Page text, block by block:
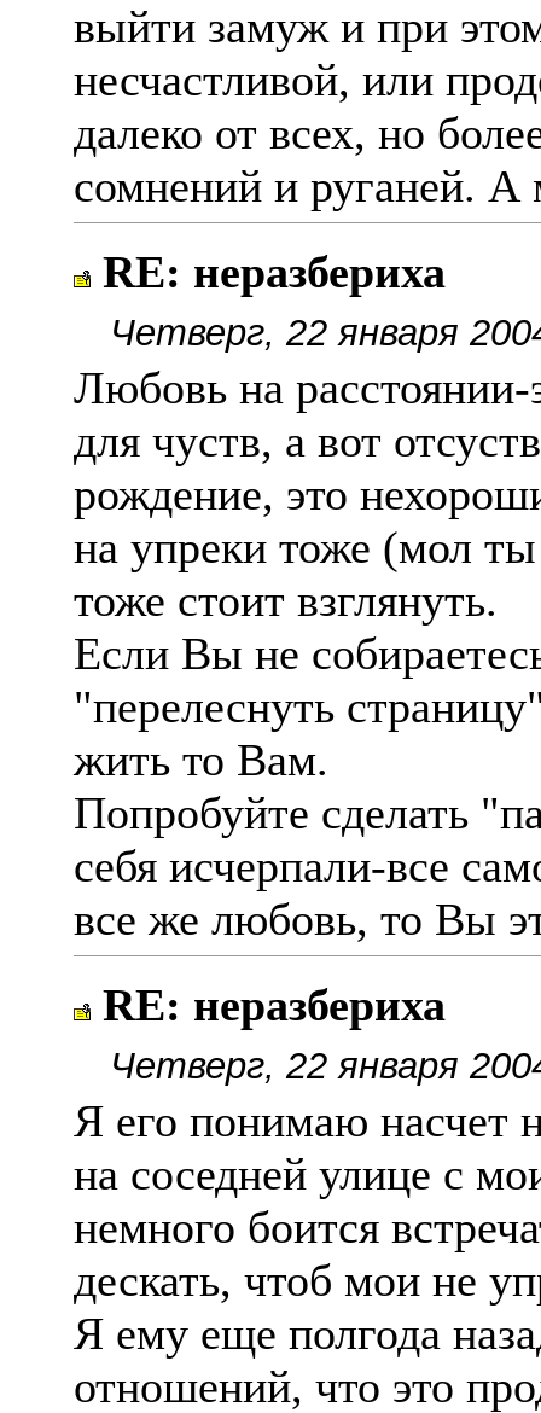
выйти замуж и при
несчастливой, или
далеко от всех, но
сомнений и руганей. А
RE: неразбериха
Четверг, 22 января
Любовь на
для чуств, а вот
рождение, это
на упреки тоже (мол
тоже стоит взглянуть.
Если Вы не
"перелеснуть
жить то Вам.
Попробуйте сделать
себя исчерпали-все
все же любовь, то Вы
RE: неразбериха
Четверг, 22 января
Я его понимаю насчет
на соседней улице с
немного боится
дескать, чтоб мои не
Я ему еще полгода
отношений, что это